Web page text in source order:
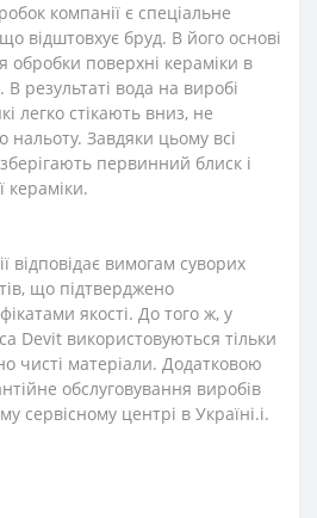
компанії є спеціальне
відштовхує бруд. В його основі
обробки поверхні кераміки в
результаті вода на виробі
легко стікають вниз, не
Завдяки цьому всі
первинний блиск і
кераміки.
відповідає вимогам суворих
що підтверджено
якості. До того ж, у
Devit використовуються тільки
чисті матеріали. Додатковою
обслуговування виробів
сервісному центрі в Україні.і.